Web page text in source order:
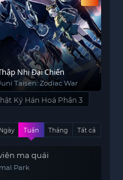
Nhị Đại Chiến
Taisen: Zodiac War
Ký Hán Hoá Phần 3
Ngày Tuần Tháng Tất cả
ma quái
Park